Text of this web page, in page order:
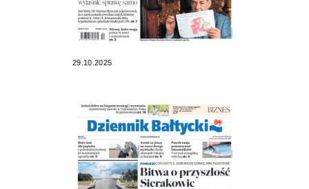
29.10.2025